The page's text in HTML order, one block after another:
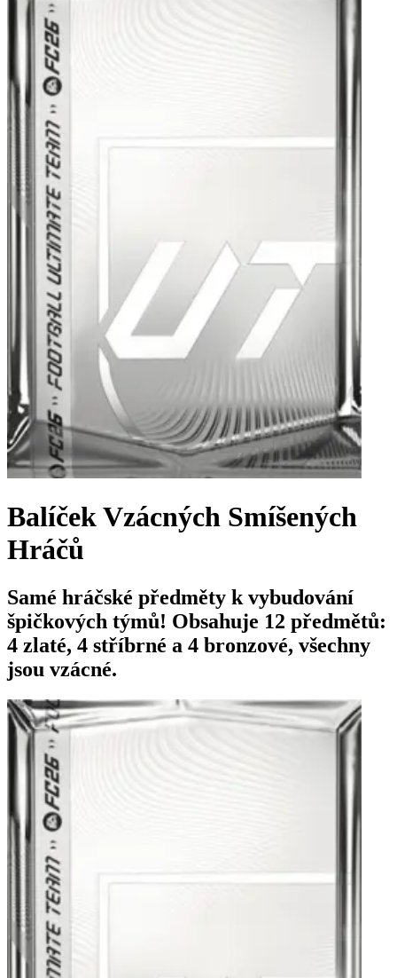
Balíček Vzácných Smíšených
Hráčů
Samé hráčské předměty k vybudování
špičkových týmů! Obsahuje 12 předmětů:
4 zlaté, 4 stříbrné a 4 bronzové, všechny
jsou vzácné.